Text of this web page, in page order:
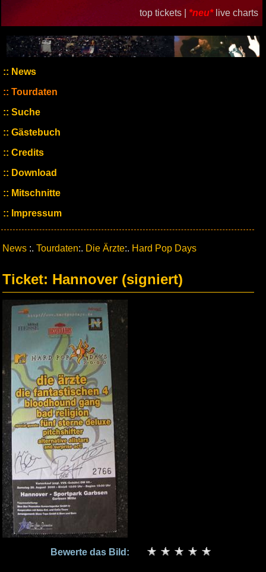
top tickets | *neu* live charts
News
Tourdaten
Suche
Gästebuch
Credits
Download
Mitschnitte
Impressum
News :. Tourdaten:. Die Ärzte:. Hard Pop Days
Ticket: Hannover (signiert)
Bewerte das Bild: